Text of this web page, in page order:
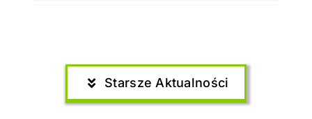
Starsze Aktualności